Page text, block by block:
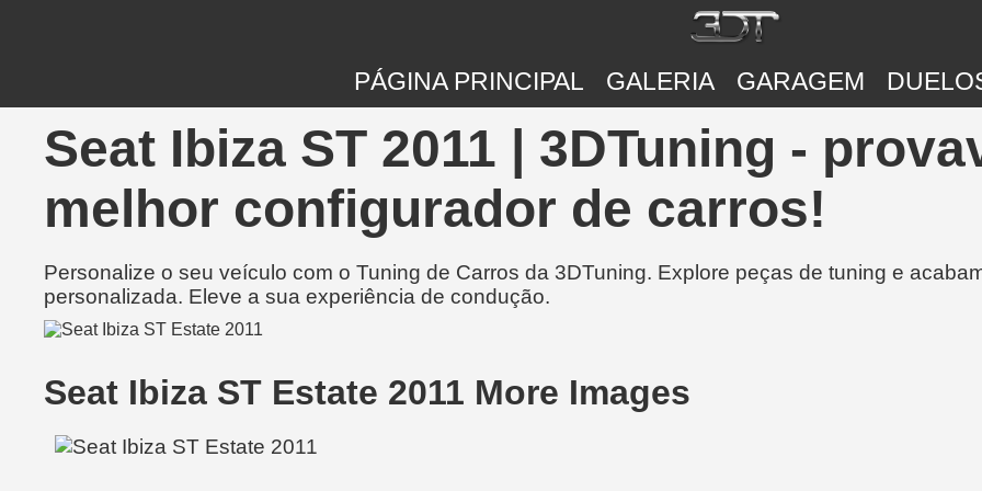
PÁGINA PRINCIPAL GALERIA GARAGEM
Seat Ibiza ST 2011 | 3DTuning -
melhor configurador de carros!
Personalize o seu veículo com o Tuning de Carros da 3DTuning. Explore peças de tuning e
personalizada. Eleve a sua experiência de condução.
Seat Ibiza ST Estate 2011 More Images